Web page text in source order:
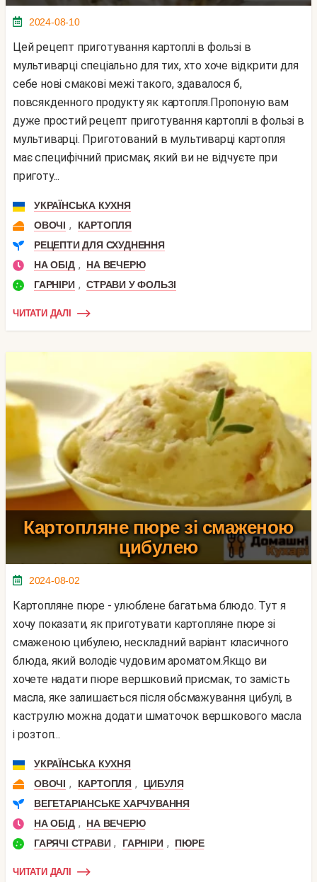
2024-08-10
Цей рецепт приготування картоплі в фользі в
мультиварці спеціально для тих, хто хоче відкрити для
себе нові смакові межі такого, здавалося б,
повсякденного продукту як картопля.Пропоную вам
дуже простий рецепт приготування картоплі в фользі в
мультиварці. Приготований в мультиварці картопля
має специфічний присмак, який ви не відчуєте при
приготу...
УКРАЇНСЬКА КУХНЯ
ОВОЧІ ,
КАРТОПЛЯ
РЕЦЕПТИ ДЛЯ СХУДНЕННЯ
НА ОБІД ,
НА ВЕЧЕРЮ
ГАРНІРИ , СТРАВИ У ФОЛЬЗІ
ЧИТАТИ ДАЛІ
Картопляне пюре зі смаженою
цибулею
2024-08-02
Картопляне пюре - улюблене багатьма блюдо. Тут я
хочу показати, як приготувати картопляне пюре зі
смаженою цибулею, нескладний варіант класичного
блюда, який володіє чудовим ароматом.Якщо ви
хочете надати пюре вершковий присмак, то замість
масла, яке залишається після обсмажування цибулі, в
каструлю можна додати шматочок вершкового масла
і розтоп...
УКРАЇНСЬКА КУХНЯ
ОВОЧІ , КАРТОПЛЯ ,
ЦИБУЛЯ
ВЕГЕТАРІАНСЬКЕ ХАРЧУВАННЯ
НА ОБІД ,
НА ВЕЧЕРЮ
ГАРЯЧІ СТРАВИ , ГАРНІРИ , ПЮРЕ
ЧИТАТИ ДАЛІ